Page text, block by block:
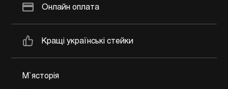
Онлайн оплата
Кращі українські стейки
М`ясторія